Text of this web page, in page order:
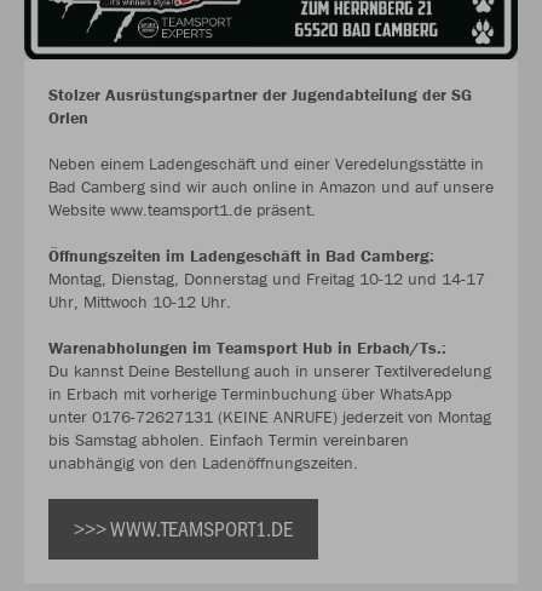
Stolzer Ausrüstungspartner der Jugendabteilung der SG
Orlen
Neben einem Ladengeschäft und einer Veredelungsstätte in
Bad Camberg sind wir auch online in Amazon und auf unsere
Website www.teamsport1.de präsent.
Öffnungszeiten im Ladengeschäft in Bad Camberg:
Montag, Dienstag, Donnerstag und Freitag 10-12 und 14-17
Uhr, Mittwoch 10-12 Uhr.
Warenabholungen im Teamsport Hub in Erbach/Ts.:
Du kannst Deine Bestellung auch in unserer Textilveredelung
in Erbach mit vorherige Terminbuchung über WhatsApp
unter 0176-72627131 (KEINE ANRUFE) jederzeit von Montag
bis Samstag abholen. Einfach Termin vereinbaren
unabhängig von den Ladenöffnungszeiten.
>>> WWW.TEAMSPORT1.DE